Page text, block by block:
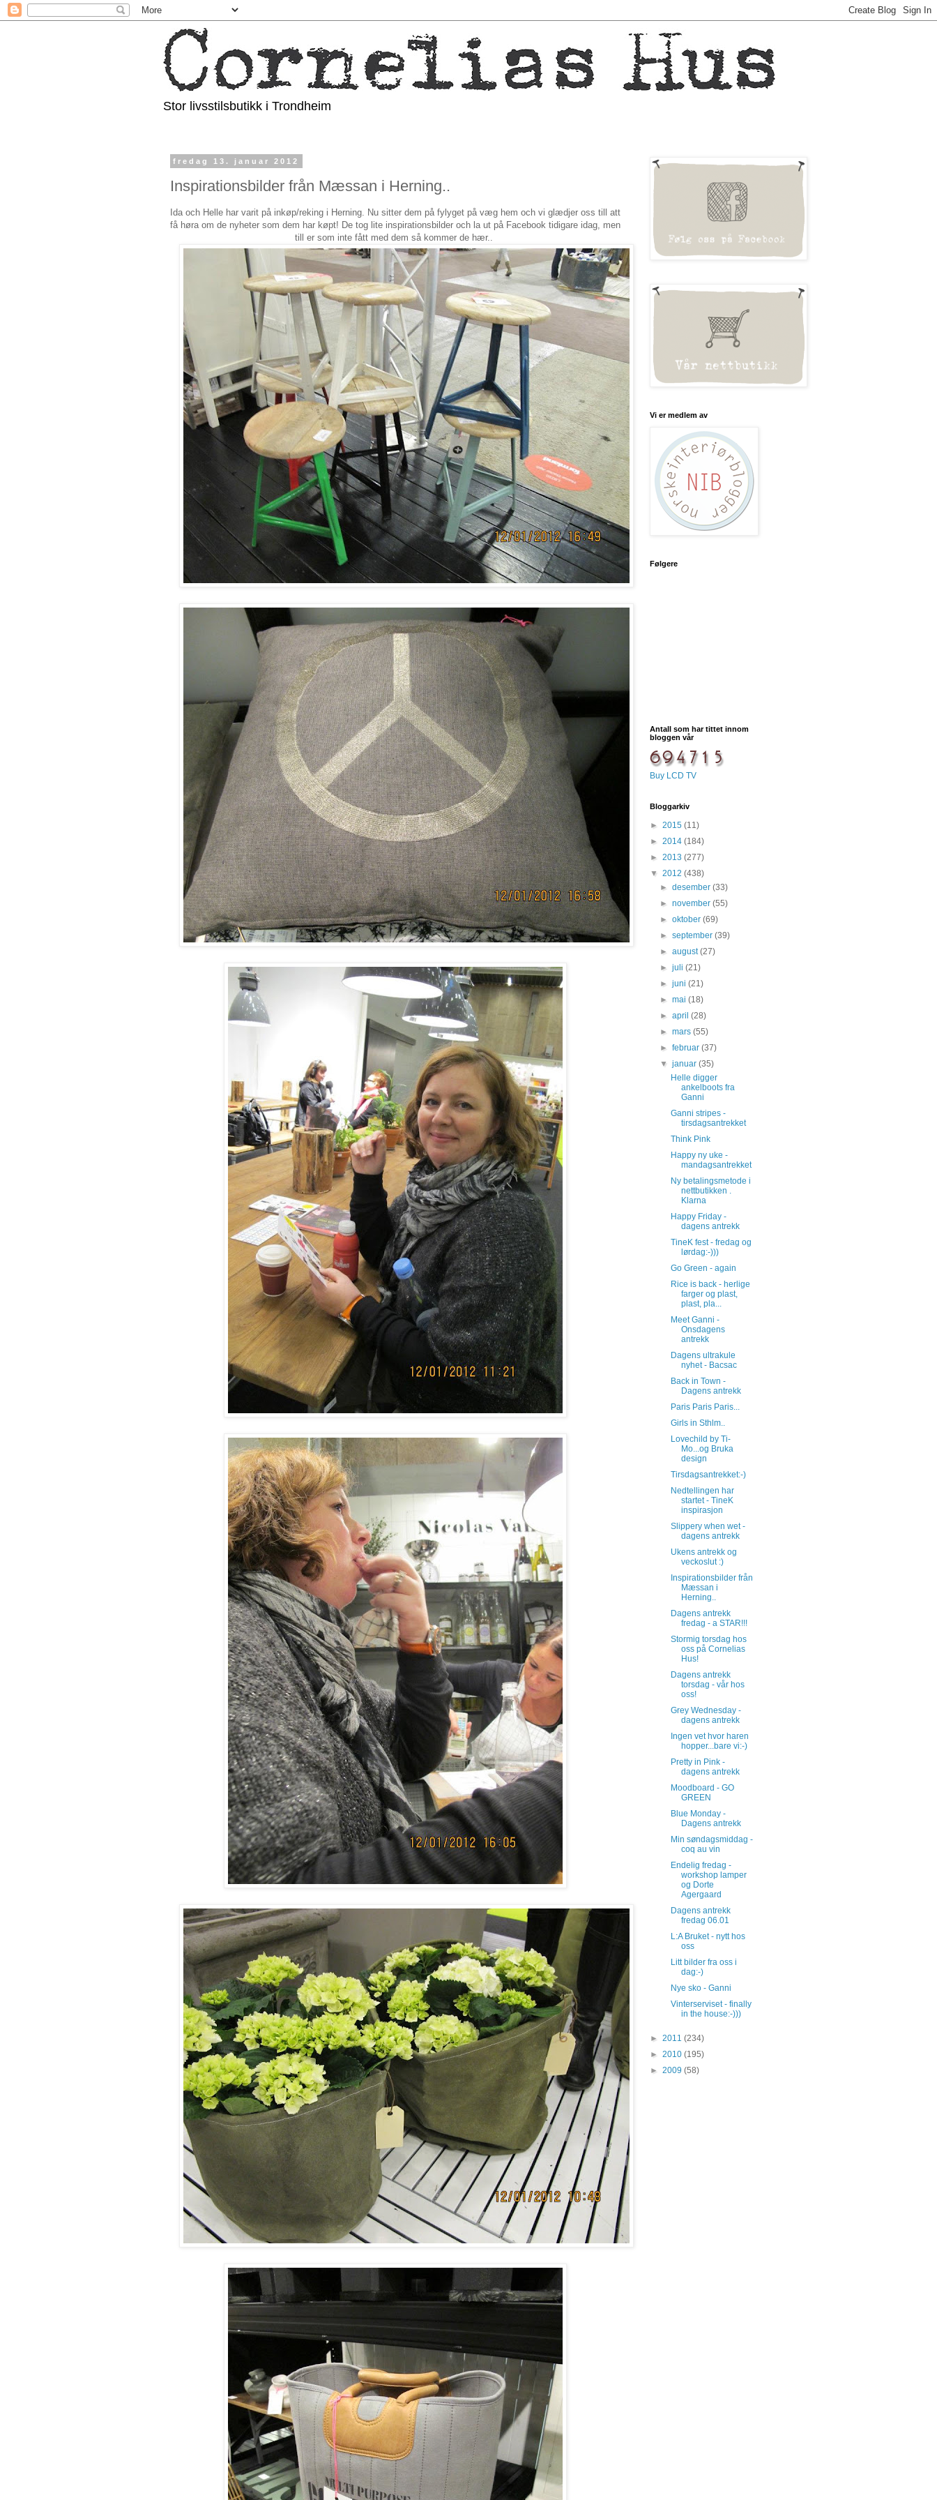
Stor livsstilsbutikk i Trondheim
fredag 13. januar 2012
Inspirationsbilder från Mæssan i Herning..
Ida och Helle har varit på inkøp/reking i Herning. Nu sitter dem på fylyget på væg hem och vi glædjer oss till att
få høra om de nyheter som dem har køpt! De tog lite inspirationsbilder och la ut på Facebook tidigare idag, men
till er som inte fått med dem så kommer de hær..
Vi er medlem av
Følgere
Antall som har tittet innom
bloggen vår
Buy LCD TV
Bloggarkiv
► 2015 (11)
► 2014 (184)
► 2013 (277)
▼ 2012 (438)
►desember(33)
►november(55)
►oktober(69)
►september(39)
►august(27)
►juli(21)
►juni(21)
►mai(18)
►april(28)
►mars(55)
►februar(37)
▼januar(35)
Helle digger
ankelboots fra
Ganni
Ganni stripes -
tirsdagsantrekket
Think Pink
Happy ny uke -
mandagsantrekket
Ny betalingsmetode i
nettbutikken .
Klarna
Happy Friday -
dagens antrekk
TineK fest - fredag og
lørdag:-)))
Go Green - again
Rice is back - herlige
farger og plast,
plast, pla...
Meet Ganni -
Onsdagens
antrekk
Dagens ultrakule
nyhet - Bacsac
Back in Town -
Dagens antrekk
Paris Paris Paris...
Girls in Sthlm..
Lovechild by Ti-
Mo...og Bruka
design
Tirsdagsantrekket:-)
Nedtellingen har
startet - TineK
inspirasjon
Slippery when wet -
dagens antrekk
Ukens antrekk og
veckoslut :)
Inspirationsbilder från
Mæssan i
Herning..
Dagens antrekk
fredag - a STAR!!!
Stormig torsdag hos
oss på Cornelias
Hus!
Dagens antrekk
torsdag - vår hos
oss!
Grey Wednesday -
dagens antrekk
Ingen vet hvor haren
hopper...bare vi:-)
Pretty in Pink -
dagens antrekk
Moodboard - GO
GREEN
Blue Monday -
Dagens antrekk
Min søndagsmiddag -
coq au vin
Endelig fredag -
workshop lamper
og Dorte
Agergaard
Dagens antrekk
fredag 06.01
L:A Bruket - nytt hos
oss
Litt bilder fra oss i
dag:-)
Nye sko - Ganni
Vinterserviset - finally
in the house:-)))
► 2011 (234)
► 2010 (195)
► 2009 (58)